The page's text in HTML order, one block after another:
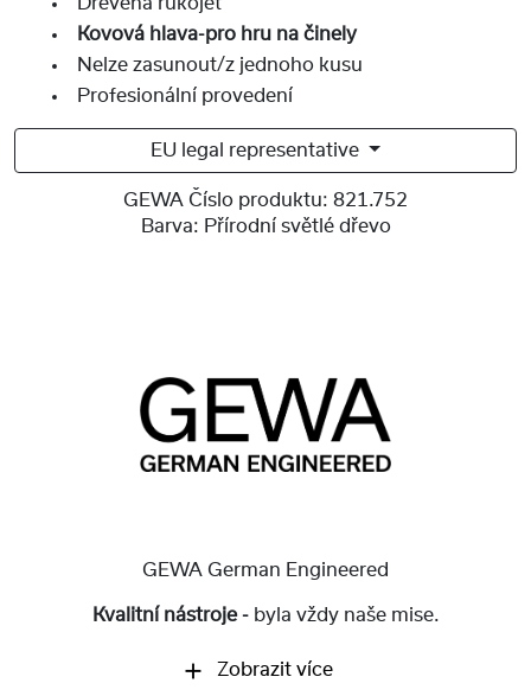
Kovová hlava-pro hru na činely
Nelze zasunout/z jednoho kusu
Profesionální provedení
EU legal representative
GEWA Číslo produktu: 821.752
Barva: Přírodní světlé dřevo
GEWA German Engineered
Kvalitní nástroje - byla vždy naše mise.
Zobrazit více